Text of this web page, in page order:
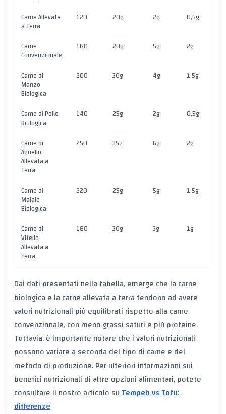
Carne Allevata
a Terra
120 20g 2g 0,5g
Carne
Convenzionale
180 20g 5g 2g
Carne di
Manzo
Biologica
200 30g 4g 1,5g
Carne di Pollo
Biologica
140 25g 2g 0,5g
Carne di
Agnello
Allevata a
Terra
250 35g 6g 2g
Carne di
Maiale
Biologica
220 25g 5g 1,5g
Carne di
Vitello
Allevata a
Terra
180 30g 3g 1g
Dai dati presentati nella tabella, emerge che la carne
biologica e la carne allevata a terra tendono ad avere
valori nutrizionali più equilibrati rispetto alla carne
convenzionale, con meno grassi saturi e più proteine.
Tuttavia, è importante notare che i valori nutrizionali
possono variare a seconda del tipo di carne e del
metodo di produzione. Per ulteriori informazioni sui
benefici nutrizionali di altre opzioni alimentari, potete
consultare il nostro articolo suTempeh vs Tofu:
differenze